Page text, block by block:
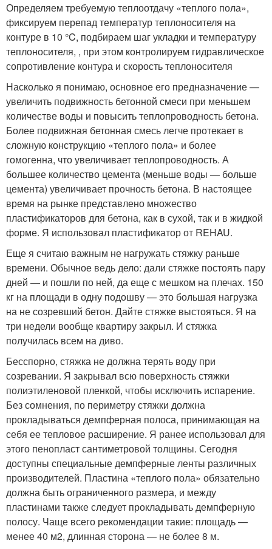
Определяем требуемую теплоотдачу «теплого пола»,
фиксируем перепад температур теплоносителя на
контуре в 10 °C, подбираем шаг укладки и температуру
теплоносителя, , при этом контролируем гидравлическое
сопротивление контура и скорость теплоносителя
Насколько я понимаю, основное его предназначение —
увеличить подвижность бетонной смеси при меньшем
количестве воды и повысить теплопроводность бетона.
Более подвижная бетонная смесь легче протекает в
сложную конструкцию «теплого пола» и более
гомогенна, что увеличивает теплопроводность. А
большее количество цемента (меньше воды — больше
цемента) увеличивает прочность бетона. В настоящее
время на рынке представлено множество
пластификаторов для бетона, как в сухой, так и в жидкой
форме. Я использовал пластификатор от REHAU.
Еще я считаю важным не нагружать стяжку раньше
времени. Обычное ведь дело: дали стяжке постоять пару
дней — и пошли по ней, да еще с мешком на плечах. 150
кг на площади в одну подошву — это большая нагрузка
на не созревший бетон. Дайте стяжке выстояться. Я на
три недели вообще квартиру закрыл. И стяжка
получилась всем на диво.
Бесспорно, стяжка не должна терять воду при
созревании. Я закрывал всю поверхность стяжки
полиэтиленовой пленкой, чтобы исключить испарение.
Без сомнения, по периметру стяжки должна
прокладываться демпферная полоса, принимающая на
себя ее тепловое расширение. Я ранее использовал для
этого пенопласт сантиметровой толщины. Сегодня
доступны специальные демпферные ленты различных
производителей. Пластина «теплого пола» обязательно
должна быть ограниченного размера, и между
пластинами также следует прокладывать демпферную
полосу. Чаще всего рекомендации такие: площадь —
менее 40 м2, длинная сторона — не более 8 м.